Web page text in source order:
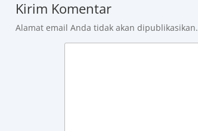
Kirim Komentar
Alamat email Anda tidak akan dipublikasikan.